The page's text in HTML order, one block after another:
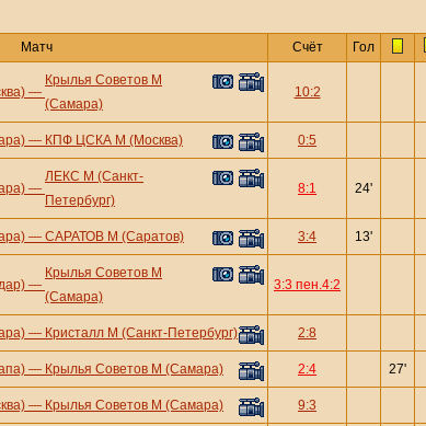
Матч Счёт Гол
—
Крылья Советов М
(Самара)
10:2
— КПФ ЦСКА М (Москва) 0:5
—
ЛЕКС М (Санкт-
Петербург)
8:1 24'
— САРАТОВ М (Саратов) 3:4 13'
—
Крылья Советов М
(Самара)
3:3 пен.4:2
— Кристалл М (Санкт-Петербург) 2:8
— Крылья Советов М (Самара) 2:4 27'
— Крылья Советов М (Самара) 9:3